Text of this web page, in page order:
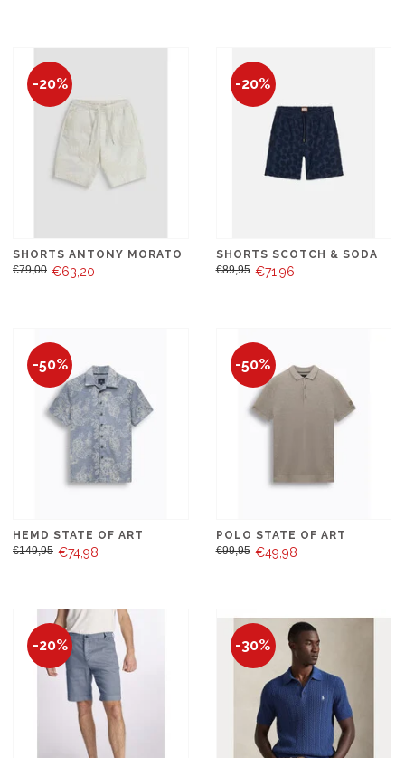
-20%
SHORTS ANTONY MORATO
€79,00 €63,20
-20%
SHORTS SCOTCH & SODA
€89,95 €71,96
-50%
HEMD STATE OF ART
€149,95 €74,98
-50%
POLO STATE OF ART
€99,95 €49,98
-20% -30%